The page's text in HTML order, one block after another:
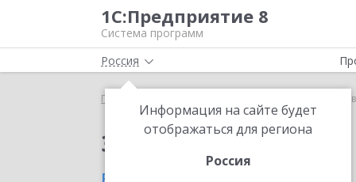
1С:Предприятие 8
Система программ
Россия
Информация на сайте будет
отображаться для региона
Россия
Главная ИТС ПРОФ
Заказать ИТС ПРОФ